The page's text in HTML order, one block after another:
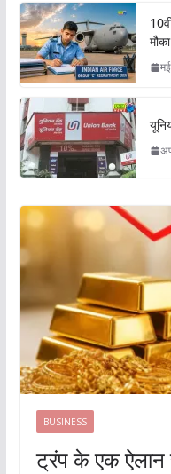
मौका
BUSINESS
ट्रंप के एक ऐलान